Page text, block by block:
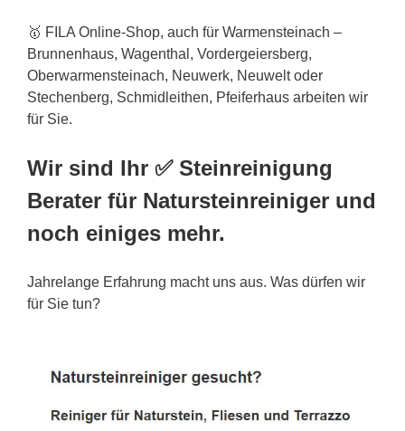
🥇 FILA Online-Shop, auch für Warmensteinach –
Brunnenhaus, Wagenthal, Vordergeiersberg,
Oberwarmensteinach, Neuwerk, Neuwelt oder
Stechenberg, Schmidleithen, Pfeiferhaus arbeiten wir
für Sie.
Wir sind Ihr ✅ Steinreinigung
Berater für Natursteinreiniger und
noch einiges mehr.
Jahrelange Erfahrung macht uns aus. Was dürfen wir
für Sie tun?